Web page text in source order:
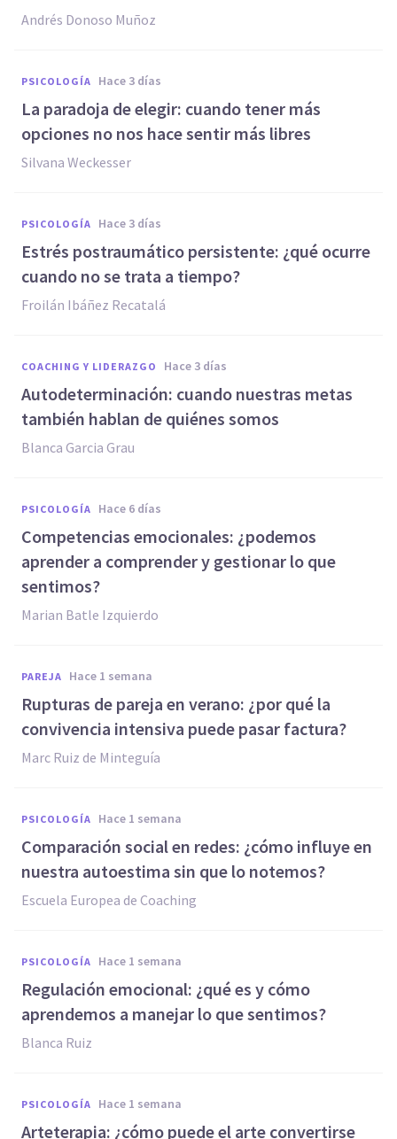
Andrés Donoso Muñoz
PSICOLOGÍA hace 3 días
La paradoja de elegir: cuando tener más
opciones no nos hace sentir más libres
Silvana Weckesser
PSICOLOGÍA hace 3 días
Estrés postraumático persistente: ¿qué ocurre
cuando no se trata a tiempo?
Froilán Ibáñez Recatalá
COACHING Y LIDERAZGO hace 3 días
Autodeterminación: cuando nuestras metas
también hablan de quiénes somos
Blanca Garcia Grau
PSICOLOGÍA hace 6 días
Competencias emocionales: ¿podemos
aprender a comprender y gestionar lo que
sentimos?
Marian Batle Izquierdo
PAREJA hace 1 semana
Rupturas de pareja en verano: ¿por qué la
convivencia intensiva puede pasar factura?
Marc Ruiz de Minteguía
PSICOLOGÍA hace 1 semana
Comparación social en redes: ¿cómo influye en
nuestra autoestima sin que lo notemos?
Escuela Europea de Coaching
PSICOLOGÍA hace 1 semana
Regulación emocional: ¿qué es y cómo
aprendemos a manejar lo que sentimos?
Blanca Ruiz
PSICOLOGÍA hace 1 semana
Arteterapia: ¿cómo puede el arte convertirse